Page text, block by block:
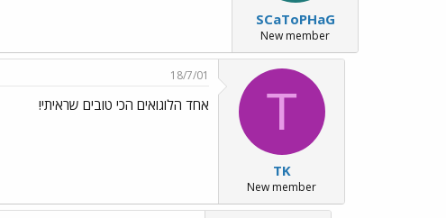
ר
י
ך
SCaToPHaG
New member
T
TK
New member
18/7/01
אחד הלוגואים הכי טובים שראיתי!